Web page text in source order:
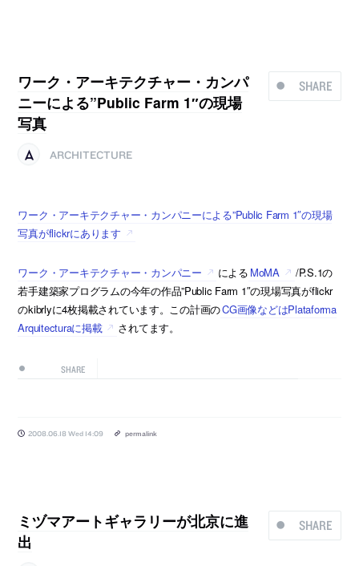
SHARE
ワーク・アーキテクチャー・カンパ
ニーによる”Public Farm 1″の現場
写真
ARCHITECTURE
ワーク・アーキテクチャー・カンパニーによる”Public Farm 1″の現場
写真がflickrにあります
ワーク・アーキテクチャー・カンパニー による MoMA
/P.S.1の
若手建築家プログラムの今年の作品”Public Farm 1″の現場写真がflickr
のkibrlyに4枚掲載されています。この計画のCG画像などはPlataforma
Arquitecturaに掲載
されてます。
SHARE
2008.06.18 Wed 14:09 permalink
SHARE
ミヅマアートギャラリーが北京に進
出